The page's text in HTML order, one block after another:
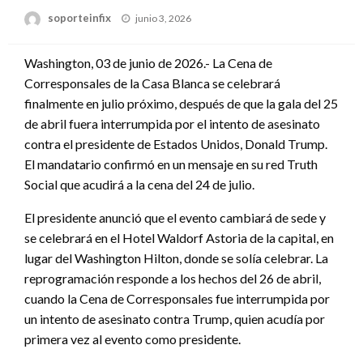
soporteinfix
Publicado
junio 3, 2026
Washington, 03 de junio de 2026.- La Cena de
Corresponsales de la Casa Blanca se celebrará
finalmente en julio próximo, después de que la gala del 25
de abril fuera interrumpida por el intento de asesinato
contra el presidente de Estados Unidos, Donald Trump.
El mandatario confirmó en un mensaje en su red Truth
Social que acudirá a la cena del 24 de julio.
El presidente anunció que el evento cambiará de sede y
se celebrará en el Hotel Waldorf Astoria de la capital, en
lugar del Washington Hilton, donde se solía celebrar. La
reprogramación responde a los hechos del 26 de abril,
cuando la Cena de Corresponsales fue interrumpida por
un intento de asesinato contra Trump, quien acudía por
primera vez al evento como presidente.